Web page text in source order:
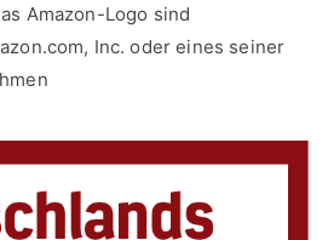
Amazon-Logo sind
Inc. oder eines seiner